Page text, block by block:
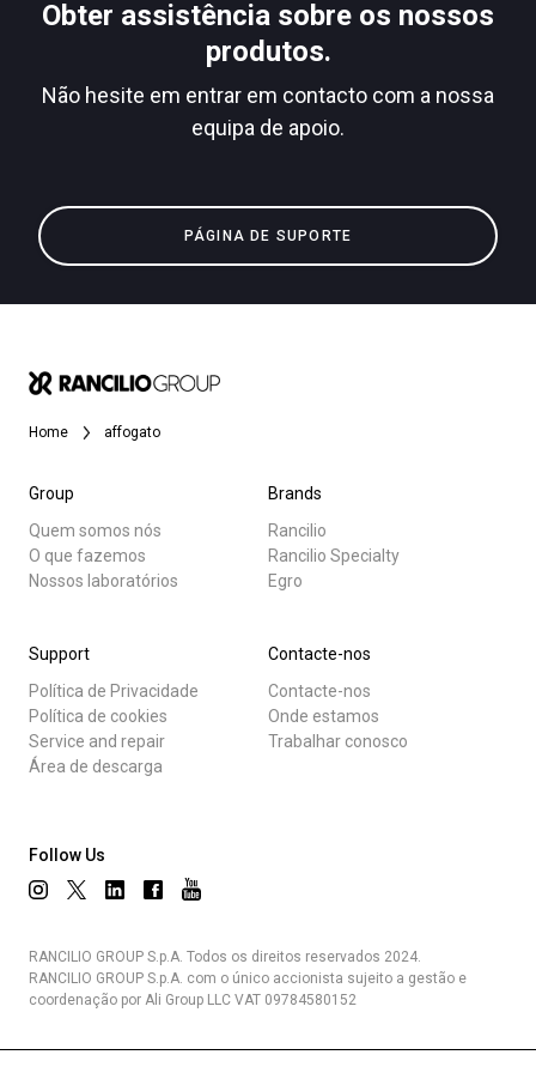
Obter assistência sobre os nossos
produtos.
Não hesite em entrar em contacto com a nossa
equipa de apoio.
PÁGINA DE SUPORTE
Home affogato
Group
Quem somos nós
O que fazemos
Nossos laboratórios
Brands
Rancilio
Rancilio Specialty
Egro
Support
Política de Privacidade
Política de cookies
Service and repair
Área de descarga
Contacte-nos
Contacte-nos
Onde estamos
Trabalhar conosco
Follow Us
RANCILIO GROUP S.p.A. Todos os direitos reservados 2024.
RANCILIO GROUP S.p.A. com o único accionista sujeito a gestão e
coordenação por Ali Group LLC VAT 09784580152
Política de Privacidade